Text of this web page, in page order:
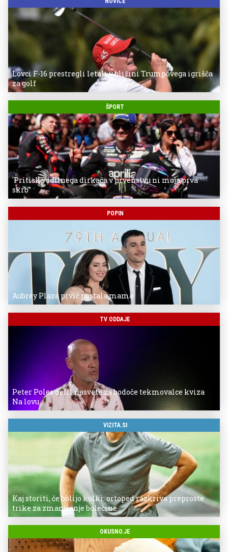
Lovci F-16 prestregli letali v bližini Trumpovega igrišča
za golf
ŠPORT
'Pritisk vodilnega dirkača v prvenstvu ni moja prva
skrb'
POPIN
Aubrey Plaza prvič postala mama
TV ODDAJE
Peter Poles delil nasvete za bodoče tekmovalce kviza
Na lovu
VIZITA.SI
Kaj storiti, če bolijo kolki: ortoped razkriva preproste
trike za zmanjšanje bolečine
OKUSNO.JE